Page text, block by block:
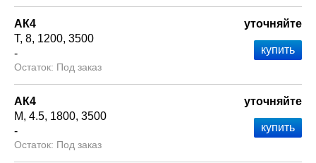
АК4
Т 8 1200 3500
-
Под заказ
уточняйте
АК4
М 4.5 1800 3500
-
Под заказ
уточняйте